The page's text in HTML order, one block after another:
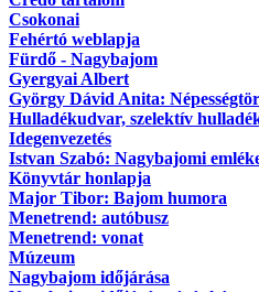
Csokonai
Fehértó weblapja
Fürdő - Nagybajom
Gyergyai Albert
György Dávid Anita:
Hulladékudvar, szelektív
Idegenvezetés
Istvan Szabó: Nagybajomi
Könyvtár honlapja
Major Tibor: Bajom humora
Menetrend: autóbusz
Menetrend: vonat
Múzeum
Nagybajom időjárása